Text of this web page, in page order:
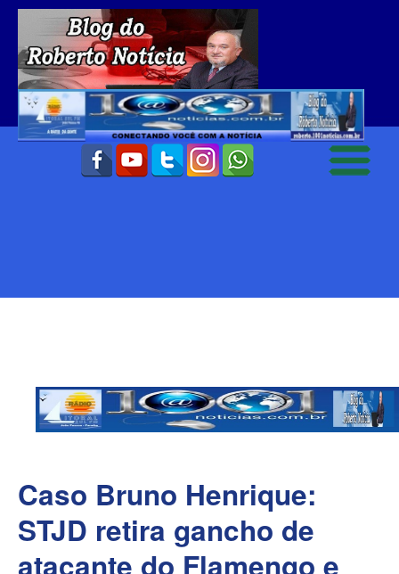
Caso Bruno Henrique:
STJD retira gancho de
atacante do Flamengo e